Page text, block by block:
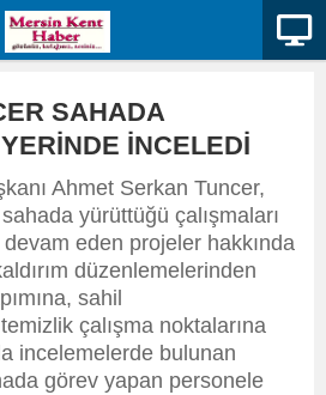
SAHADA
İNCELEDİ
Ahmet Serkan Tuncer,
yürüttüğü çalışmaları
eden projeler hakkında
düzenlemelerinden
sahil
çalışma noktalarına
incelemelerde bulunan
görev yapan personele